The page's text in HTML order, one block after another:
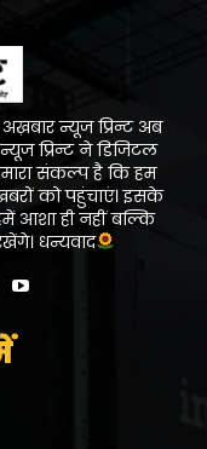
न्यूज प्रिन्ट अब
प्रिन्ट ने डिजिटल
संकल्प है कि हम
को पहुंचाएं। इसके
आशा ही नहीं बल्कि
धन्यवाद